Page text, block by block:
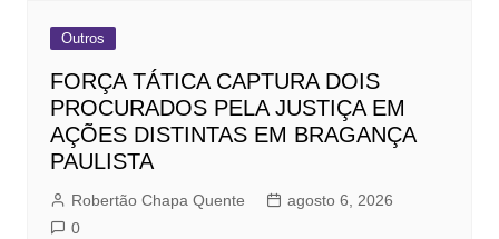
Outros
FORÇA TÁTICA CAPTURA DOIS
PROCURADOS PELA JUSTIÇA EM
AÇÕES DISTINTAS EM BRAGANÇA
PAULISTA
Robertão Chapa Quente
agosto 6, 2026
0